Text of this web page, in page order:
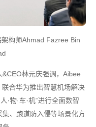
构师Ahmad Fazree Bin
林元庆强调，Aibee
合华为推出智慧机场解决
·物·车·机”进行全面数智
、跑道防入侵等场景化方